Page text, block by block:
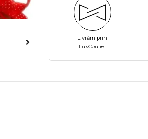
Livrăm prin
LuxCourier